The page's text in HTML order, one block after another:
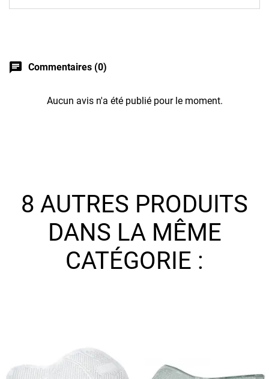
chat Commentaires (0)
Aucun avis n'a été publié pour le moment.
8 AUTRES PRODUITS
DANS LA MÊME
CATÉGORIE :